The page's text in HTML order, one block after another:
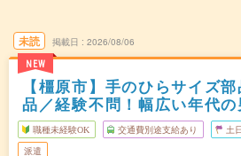
未読
NEW
掲載日 2026/08/06
【橿原市】手のひらサイズ
品／経験不問！幅広い年代
職種未経験OK 交通費別途支給あり 土
派遣